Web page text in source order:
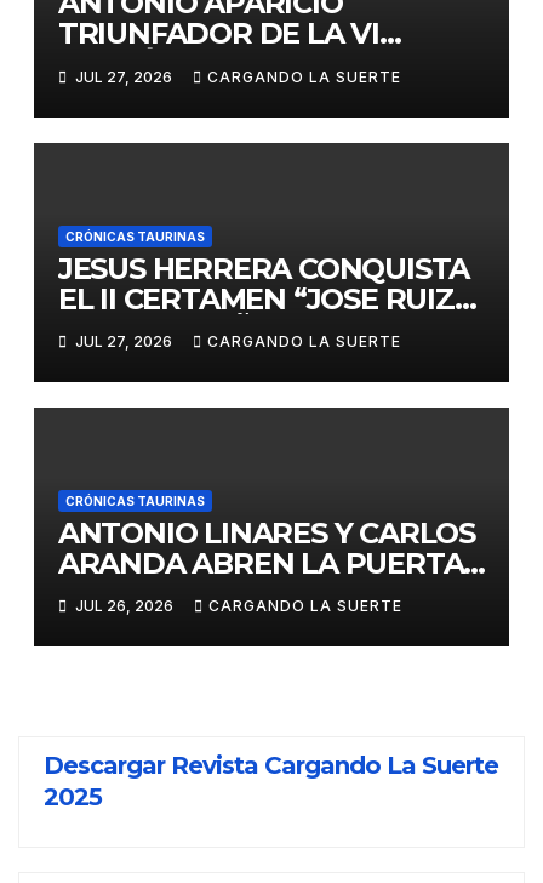
TRIUNFADOR DE LA VI
EDICIÓN DEL CERTAMEN
«VILLA DE LA SOLANA»
JUL 27, 2026 CARGANDO LA SUERTE
CRÓNICAS TAURINAS
JESUS HERRERA CONQUISTA
EL II CERTAMEN “JOSE RUIZ
CALATRAVEÑO”
JUL 27, 2026 CARGANDO LA SUERTE
CRÓNICAS TAURINAS
ANTONIO LINARES Y CARLOS
ARANDA ABREN LA PUERTA
GRANDE EN LA CORRIDA DE
FERIA DE ALMADÉN
JUL 26, 2026 CARGANDO LA SUERTE
Descargar Revista Cargando La Suerte
2025